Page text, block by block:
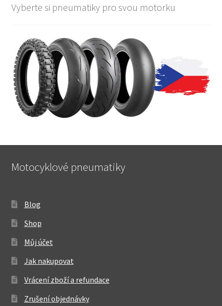
Vyberte si pneumatiky pro svou motorku
Motocyklové pneumatiky
Blog
Shop
Můj účet
Jak nakupovat
Vrácení zboží a refundace
Zrušení objednávky